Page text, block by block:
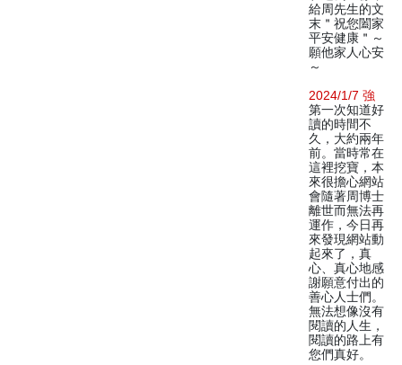
給周先生的文
末＂祝您闔家
平安健康＂～
願他家人心安
～
2024/1/7 強
第一次知道好
讀的時間不
久，大約兩年
前。當時常在
這裡挖寶，本
來很擔心網站
會隨著周博士
離世而無法再
運作，今日再
來發現網站動
起來了，真
心、真心地感
謝願意付出的
善心人士們。
無法想像沒有
閱讀的人生，
閱讀的路上有
您們真好。